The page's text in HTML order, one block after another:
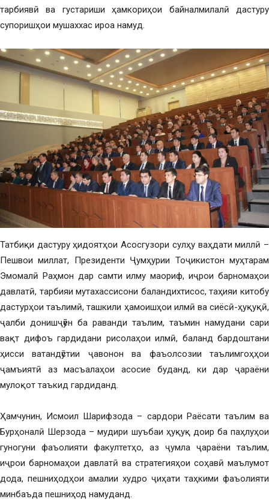
тарбиявӣ ва густариши ҳамкориҳои байналмилалӣ дастуру
супоришҳои мушаххас ироа намуд.
Татбиқи дастуру ҳидоятҳои Асосгузори сулҳу ваҳдати миллӣ –
Пешвои миллат, Президенти Ҷумҳурии Тоҷикистон муҳтарам
Эмомалӣ Раҳмон дар самти илму маориф, иҷрои барномаҳои
давлатӣ, тарбияи мутахассисони баландихтисос, таҳияи китобу
дастурҳои таълимӣ, ташкили ҳамоишҳои илмӣ ва сиёсӣ-ҳуқуқӣ,
ҷалби донишҷӯён ба раванди таълим, таъмин намудани сари
вақт дифоъ гардидани рисолаҳои илмӣ, баланд бардоштани
ҳисси ватандӯстии ҷавонон ва фаъолсозии таълимгоҳҳои
ҷамъиятӣ аз масъалаҳои асосие буданд, ки дар ҷараёни
мулоқот таъкид гардиданд.
Ҳамчунин, Исмоил Шарифзода – сардори Раёсати таълим ва
Бурҳоналӣ Шерзода – мудири шуъбаи ҳуқуқ доир ба паҳлуҳои
гуногуни фаъолияти факултетҳо, аз ҷумла ҷараёни таълим,
иҷрои барномаҳои давлатӣ ва стратегияҳои соҳавӣ маълумот
дода, пешниҳодҳои амалии худро ҷиҳати таҳкими фаъолияти
минбаъда пешниҳод намуданд.